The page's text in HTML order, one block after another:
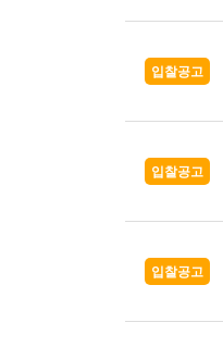
입찰공고
입찰공고
입찰공고